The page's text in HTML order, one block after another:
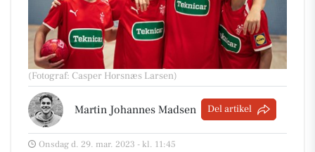
(Fotograf: Casper Horsnæs Larsen)
Martin Johannes Madsen Del artikel
Onsdag d. 29. mar. 2023 - kl. 11:45